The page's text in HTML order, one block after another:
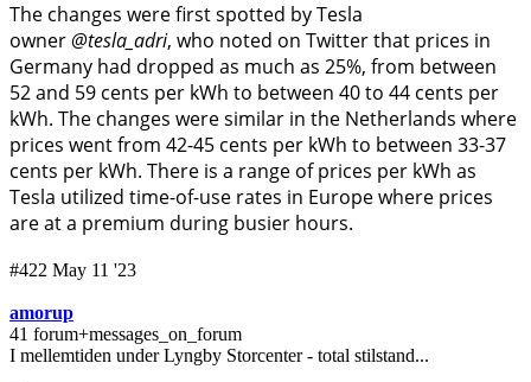
The changes were first spotted by Tesla
owner@tesla_adri, who noted on Twitter that prices in
Germany had dropped as much as 25%, from between
52 and 59 cents per kWh to between 40 to 44 cents per
kWh. The changes were similar in the Netherlands where
prices went from 42-45 cents per kWh to between 33-37
cents per kWh. There is a range of prices per kWh as
Tesla utilized time-of-use rates in Europe where prices
are at a premium during busier hours.
#422 May 11 '23
amorup
41 forum+messages_on_forum
I mellemtiden under Lyngby Storcenter - total stilstand...